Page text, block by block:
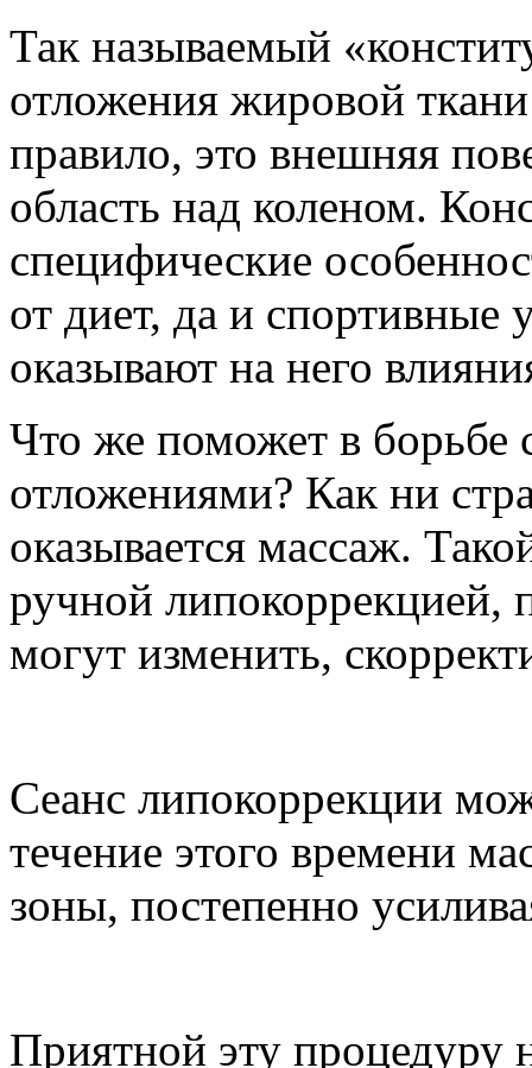
Так называемый
отложения жировой
правило, это внешняя
область над коленом.
специфические
от диет, да и спортивные
оказывают на него
Что же поможет в
отложениями? Как ни
оказывается массаж.
ручной липокоррекцией,
могут изменить,
Сеанс липокоррекции
течение этого времени
зоны, постепенно
Приятной эту процедуру